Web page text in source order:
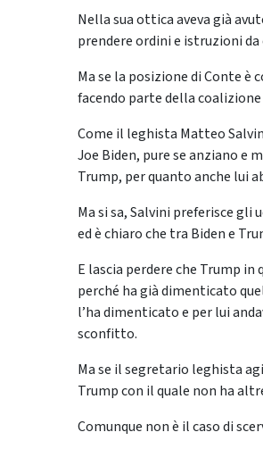
Nella sua ottica aveva già
prendere ordini e istruzioni da
Ma se la posizione di Conte
facendo parte della
Come il leghista Matteo
Joe Biden, pure se anziano e
Trump, per quanto anche lui
Ma si sa, Salvini preferisce
ed è chiaro che tra Biden e
E lascia perdere che Trump
perché ha già dimenticato
l’ha dimenticato e per lui
sconfitto.
Ma se il segretario leghista
Trump con il quale non ha
Comunque non è il caso di